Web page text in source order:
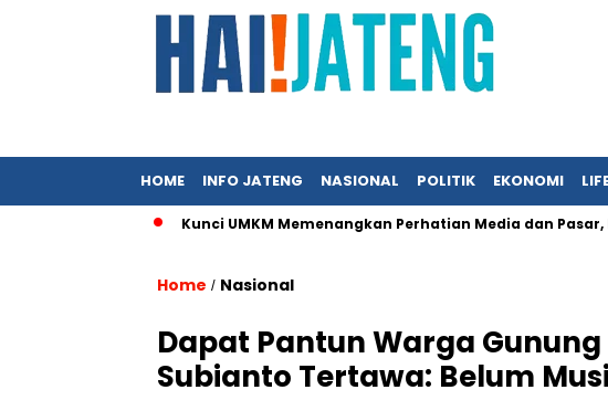
HOME INFO JATENG NASIONAL POLITIK EKONOMI
Kunci UMKM Memenangkan Perhatian Media dan Pasar,
Home / Nasional
Dapat Pantun Warga
Subianto Tertawa: Belum